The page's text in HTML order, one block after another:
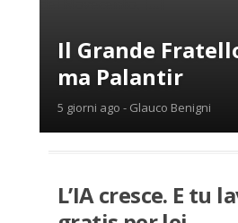
Il Gran­de
ma Pa­lan­tir
5 giorni ago - Glauco Benigni
L’IA cre­sce. E tu